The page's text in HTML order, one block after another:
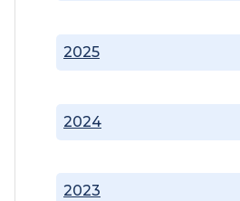
2023
2024
2025